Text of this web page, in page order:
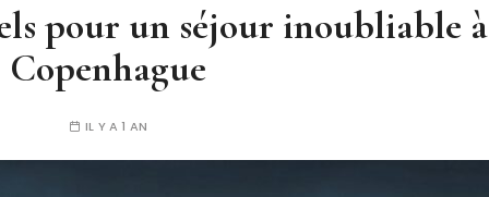
pour un séjour inoubliable à
Copenhague
IL Y A 1 AN